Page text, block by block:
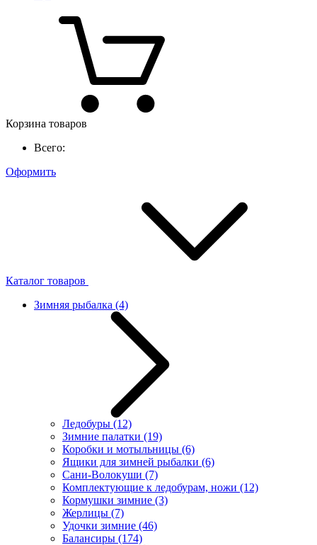
Корзина товаров
Всего:
Оформить
Каталог товаров
Зимняя рыбалка (4)
Ледобуры (12)
Зимние палатки (19)
Коробки и мотыльницы (6)
Ящики для зимней рыбалки (6)
Сани-Волокуши (7)
Комплектующие к ледобурам, ножи (12)
Кормушки зимние (3)
Жерлицы (7)
Удочки зимние (46)
Балансиры (174)